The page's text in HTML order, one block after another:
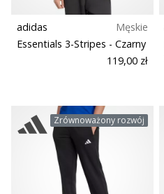
adidas
Męskie
Essentials 3-Stripes - Czarny
119,00 zł
Zrównoważony rozwój